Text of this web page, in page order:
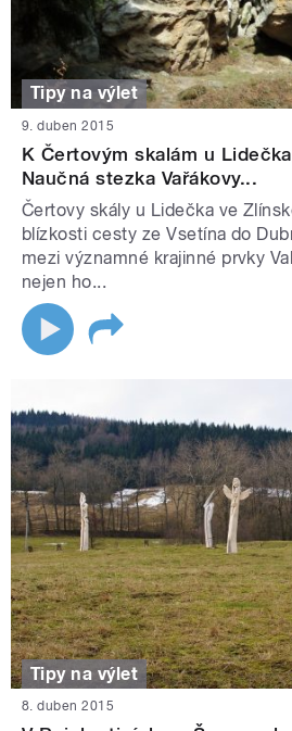
Tipy na výlet
9. duben 2015
K Čertovým skalám u
Naučná stezka Vařákovy...
Čertovy skály u Lidečka ve
blízkosti cesty ze Vsetína do
mezi významné krajinné prvky
nejen ho...
Tipy na výlet
8. duben 2015